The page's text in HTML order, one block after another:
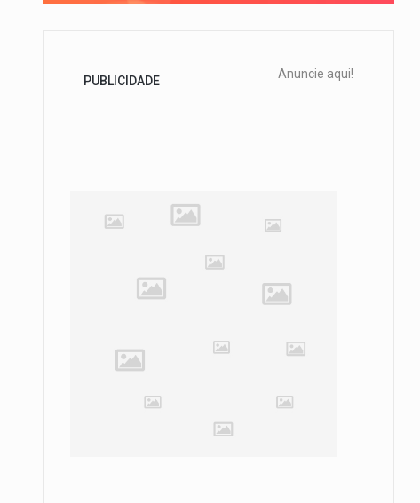
PUBLICIDADE Anuncie aqui!